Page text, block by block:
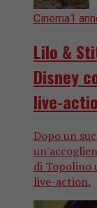
Cinema1
Lilo &
Disney
live-
Dopo un
di Topolino
live-action.